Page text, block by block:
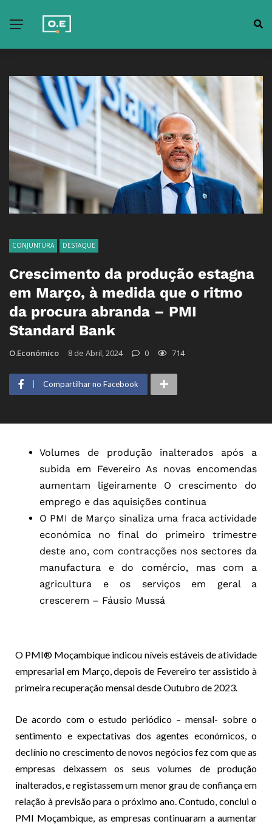
CONJUNTURA DESTAQUE
Crescimento da produção estagna
em Março, à medida que o ritmo
da procura abranda – PMI
Standard Bank
O.Económico 8 de Abril, 2024 0 714
Compartilhar no Facebook
Volumes de produção inalterados após a
subida em Fevereiro As novas encomendas
aumentam ligeiramente O crescimento do
emprego e das aquisições continua
O PMI de Março sinaliza uma fraca actividade
económica no final do primeiro trimestre
deste ano, com contracções nos sectores da
manufactura e do comércio, mas com a
agricultura e os serviços em geral a
crescerem – Fáusio Mussá
O PMI® Moçambique indicou níveis estáveis de atividade
empresarial em Março, depois de Fevereiro ter assistido à
primeira recuperação mensal desde Outubro de 2023.
De acordo com o estudo periódico – mensal- sobre o
sentimento e expectativas dos agentes económicos, o
declínio no crescimento de novos negócios fez com que as
empresas deixassem os seus volumes de produção
inalterados, e registassem um menor grau de confiança em
relação à previsão para o próximo ano. Contudo, conclui o
PMI Moçambique, as empresas continuaram a aumentar